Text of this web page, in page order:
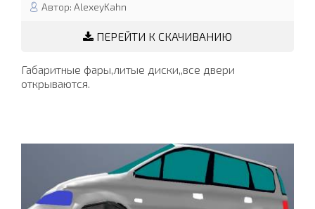
Автор: AlexeyKahn
ПЕРЕЙТИ К СКАЧИВАНИЮ
Габаритные фары,литые диски,,все двери
открываются.